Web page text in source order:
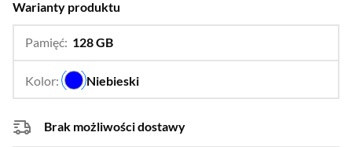
Warianty produktu
Pamięć: 128 GB
Kolor: Niebieski
…
Brak możliwości dostawy